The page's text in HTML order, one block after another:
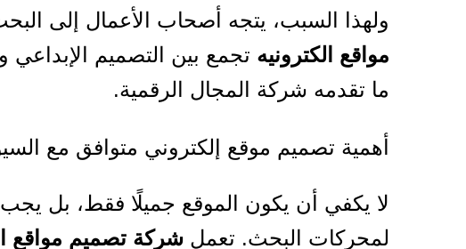
ولهذا السبب، يتجه أصحاب الأعمال إلى
مواقع الكترونيه تجمع بين التصميم الإبداعي
ما تقدمه شركة المجال الرقمية.
أهمية تصميم موقع إلكتروني متوافق مع
لا يكفي أن يكون الموقع جميلًا فقط، بل
لمحركات البحث. تعمل شركة تصميم مواقع